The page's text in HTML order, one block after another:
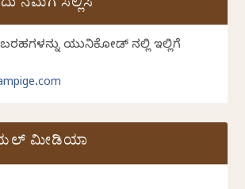
ನಮಗೆ ಸಲ್ಲಿಸಿ
ಯುನಿಕೋಡ್ ನಲ್ಲಿ ಇಲ್ಲಿಗೆ
ಮೀಡಿಯಾ